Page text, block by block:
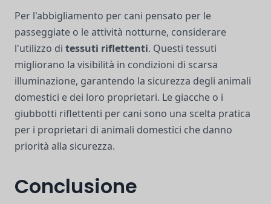
Per l'abbigliamento per cani pensato per le
passeggiate o le attività notturne, considerare
l'utilizzo di tessuti riflettenti. Questi tessuti
migliorano la visibilità in condizioni di scarsa
illuminazione, garantendo la sicurezza degli animali
domestici e dei loro proprietari. Le giacche o i
giubbotti riflettenti per cani sono una scelta pratica
per i proprietari di animali domestici che danno
priorità alla sicurezza.
Conclusione